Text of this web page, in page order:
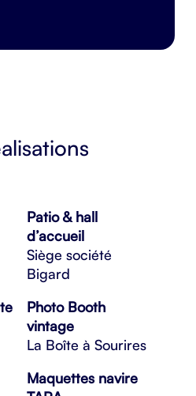
Patio & hall
d’accueil
Siège société
Bigard
Photo Booth
vintage
La Boîte à Sourires
Maquettes navire